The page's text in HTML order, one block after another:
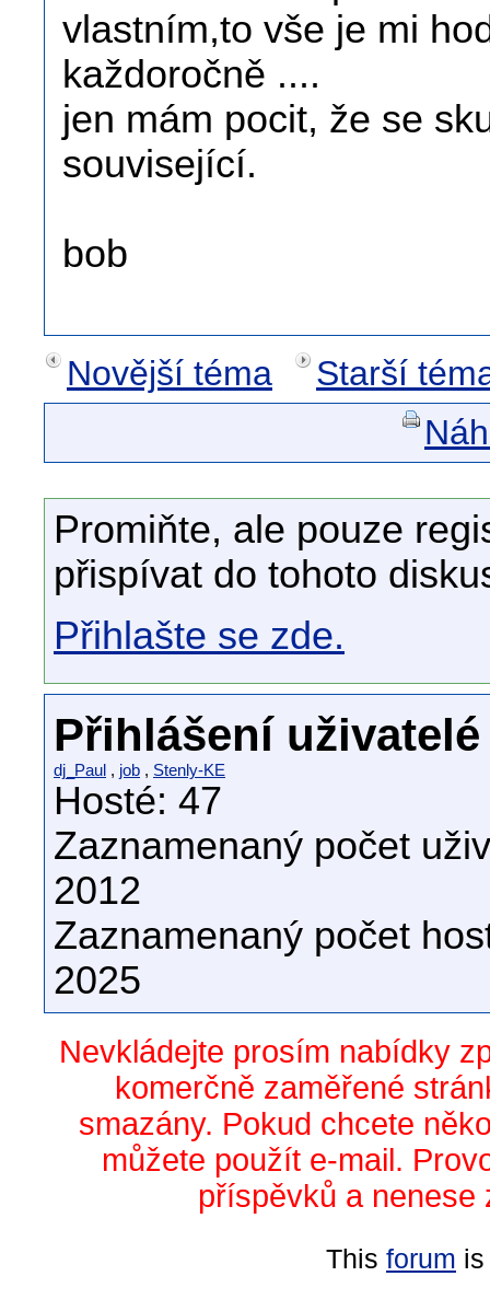
vlastním,to vše je mi
každoročně ....
jen mám pocit, že se
související.
bob
Novější téma
Starší
Promiňte, ale pouze
přispívat do tohoto
Přihlašte se zde.
Přihlášení uživatelé
dj_Paul , job , Stenly-KE
Hosté: 47
Zaznamenaný počet
2012
Zaznamenaný počet
2025
Nevkládejte prosím nabídky
komerčně zaměřené
smazány. Pokud chcete
můžete použít e-mail.
příspěvků a nenese
This forum